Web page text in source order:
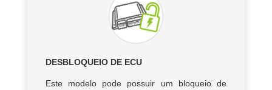
DESBLOQUEIO DE ECU
Este modelo pode possuir um bloqueio de